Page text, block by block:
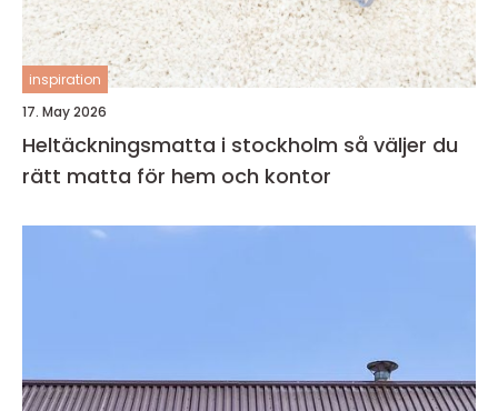
inspiration
17. May 2026
Heltäckningsmatta i stockholm så väljer du
rätt matta för hem och kontor